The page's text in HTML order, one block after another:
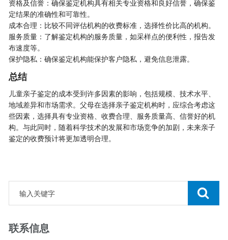
资格及信誉：确保鉴定机构具有相关专业资格和良好信誉，确保鉴
定结果的准确性和可靠性。
成本合理：比较不同评估机构的收费标准，选择性价比高的机构。
服务质量：了解鉴定机构的服务质量，如采样点的便利性，报告发
布速度等。
保护隐私：确保鉴定机构能保护客户隐私，避免信息泄露。
总结
儿童亲子鉴定的成本受到许多因素的影响，包括规模、技术水平、
地域差异和市场需求。父母在选择亲子鉴定机构时，应综合考虑这
些因素，选择具有专业资格、收费合理、服务质量高、信誉好的机
构。与此同时，随着科学技术的发展和市场竞争的加剧，未来亲子
鉴定的收费预计将更加透明合理。
联系信息